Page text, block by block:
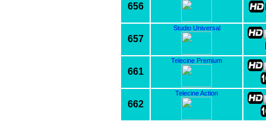
656
657
Studio Universal
661
Telecine Premium
662
Telecine Action